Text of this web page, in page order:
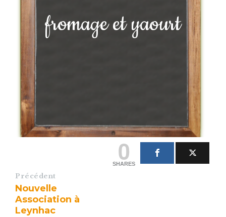
fromage et yaourt
0
SHARES
Précédent
Nouvelle
Association à
Leynhac